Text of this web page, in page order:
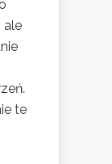
ale
te